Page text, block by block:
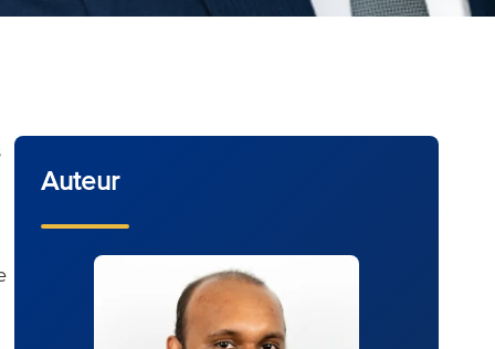
Auteur